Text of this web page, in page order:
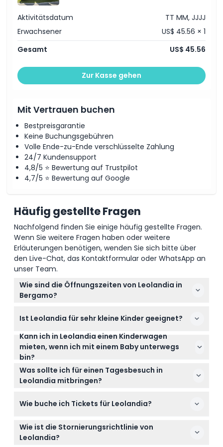
Dinge, die Sie wissen sollten
Ort
Stornierungsbedingungen
Aktivitätsdatum
TT MM, JJJJ
Erwachsener
US$ 45.56 × 1
Gesamt
US$ 45.56
Zur Kasse gehen
Mit Vertrauen buchen
Bestpreisgarantie
Keine Buchungsgebühren
Volle Ende-zu-Ende verschlüsselte Zahlung
24/7 Kundensupport
4,8/5 ⭐ Bewertung auf Trustpilot
4,7/5 ⭐ Bewertung auf Google
Häufig gestellte Fragen
Nachfolgend finden Sie einige häufig gestellte Fragen.
Wenn Sie weitere Fragen haben oder weitere
Erläuterungen benötigen, wenden Sie sich bitte über
den Live-Chat, das Kontaktformular oder WhatsApp an
unser Team.
Wie sind die Öffnungszeiten von Leolandia in
Bergamo?
geöffnet und im Winter von 10:30 bis 18:00 Uhr
Zeiten zum Buchungszeitpunkt). Den aktuellen
Zeitplan können Sie während des
Buchungsvorgangs auf dieser Website einsehen.
Ist Leolandia für sehr kleine Kinder geeignet?
Ja, Leolandia ist als familienfreundlicher Park mit
vielen Attraktionen für kleine Kinder konzipiert.
Kinder unter 90 cm haben freien Eintritt, was es
perfekt für Kleinkinder und Familien macht.
Kann ich in Leolandia einen Kinderwagen
mieten, wenn ich mit einem Baby unterwegs
bin?
Absolut! Kinderwagen sind im Park mietbar, sodass
Sie keinen eigenen mitbringen müssen, wenn Sie
lieber leicht reisen möchten.
Was sollte ich für einen Tagesbesuch in
Leolandia mitbringen?
einen Hut und Wasser mitzubringen. Da Sie viel
vergessen Sie keine wichtigen Dinge wie Snacks,
falls gewünscht, obwohl es im Park
Wie buche ich Tickets für Leolandia?
Sie können Ihre Tages-Eintrittskarten ganz einfach
online hier auf dieser Website buchen. Die Online-
Wie ist die Stornierungsrichtlinie von
Leolandia?